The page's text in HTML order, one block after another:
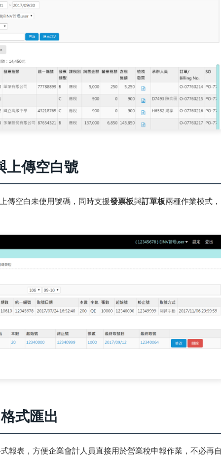
上傳空白號
傳空白未使用號碼，同時支援發票板與訂單板兩種作業模式，
式匯出
報表，方便企業會計人員直接用於營業稅申報作業，不必再